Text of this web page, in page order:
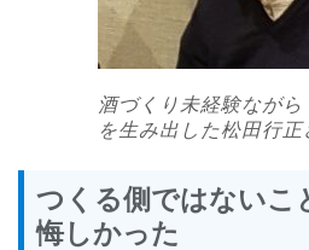
酒づくり未経験ながら
を生み出した松田行正
つくる側ではないこ
悔しかった